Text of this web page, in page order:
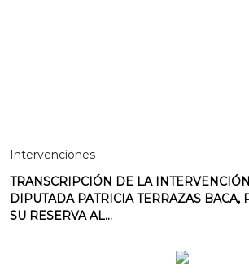
Intervenciones
TRANSCRIPCIÓN DE LA
DIPUTADA PATRICIA TERRAZAS BACA,
SU RESERVA AL...